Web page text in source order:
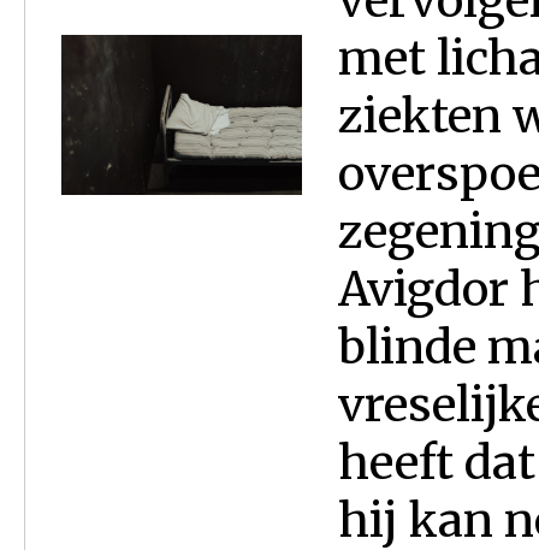
met
ziekten
Avigdor
blinde
heeft
hij kan